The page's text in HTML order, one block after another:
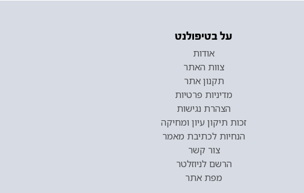
על בטיפולנט
אודות
צוות האתר
תקנון אתר
מדיניות פרטיות
הצהרת נגישות
זכות תיקון עיון ומחיקה
הנחיות לכתיבת מאמר
צור קשר
הרשם לניוזלטר
מפת אתר